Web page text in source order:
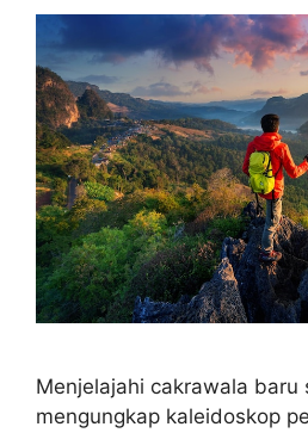
Menjelajahi cakrawala baru
mengungkap kaleidoskop